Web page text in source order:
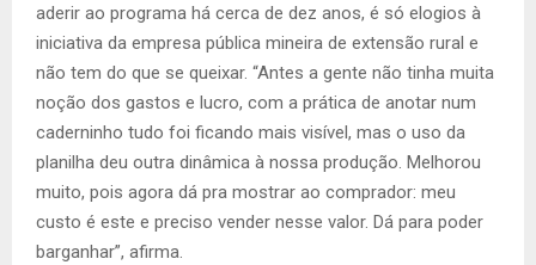
aderir ao programa há cerca de dez anos, é só elogios à
iniciativa da empresa pública mineira de extensão rural e
não tem do que se queixar. “Antes a gente não tinha muita
noção dos gastos e lucro, com a prática de anotar num
caderninho tudo foi ficando mais visível, mas o uso da
planilha deu outra dinâmica à nossa produção. Melhorou
muito, pois agora dá pra mostrar ao comprador: meu
custo é este e preciso vender nesse valor. Dá para poder
barganhar”, afirma.